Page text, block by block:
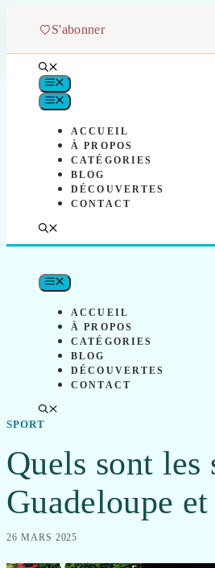
S'abonner
MENU
MENU
ACCUEIL
À PROPOS
CATÉGORIES
BLOG
DÉCOUVERTES
CONTACT
MENU
ACCUEIL
À PROPOS
CATÉGORIES
BLOG
DÉCOUVERTES
CONTACT
SPORT
Quels sont
Guadeloupe
26 MARS 2025